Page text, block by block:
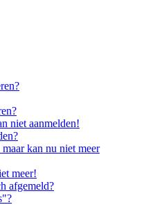
niet aanmelden!
kan nu niet meer
meer!
afgemeld?